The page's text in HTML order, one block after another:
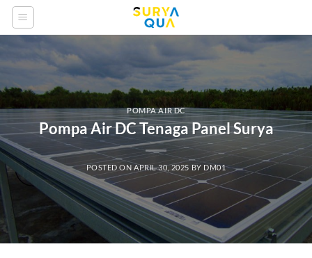
Skip
POMPA AIR DC
Pompa Air DC Tenaga Panel Surya
POSTED ONAPRIL 30, 2025 BY DM01